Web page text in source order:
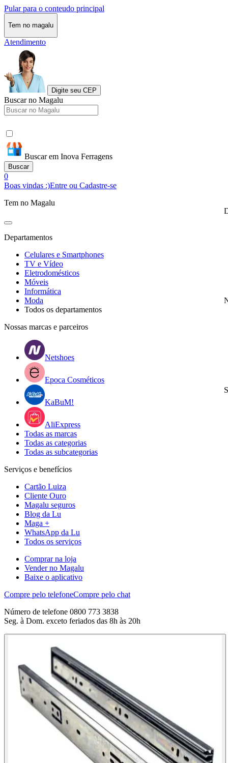
Pular para o conteudo principal
Tem no magalu
Atendimento
Digite seu CEP
Buscar no Magalu
Buscar em Inova Ferragens
Buscar
0
Boas vindas :)Entre ou Cadastre-se
Tem no Magalu
Departamentos
Celulares e Smartphones
TV e Vídeo
Eletrodomésticos
Móveis
Informática
Moda
Todos os departamentos
Nossas marcas e parceiros
Netshoes
Epoca Cosméticos
KaBuM!
AliExpress
Todas as marcas
Todas as categorias
Todas as subcategorias
Serviços e benefícios
Cartão Luiza
Cliente Ouro
Magalu seguros
Blog da Lu
Maga +
WhatsApp da Lu
Todos os serviços
Comprar na loja
Vender no Magalu
Baixe o aplicativo
Compre pelo telefoneCompre pelo chat
Número de telefone 0800 773 3838
Seg. à Dom. exceto feriados das 8h às 20h